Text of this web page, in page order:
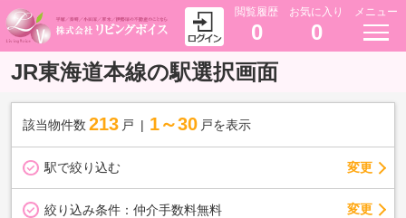
閲覧履歴
0
お気に入り
0
メニュー
JR東海道本線の駅選択画面
該当物件数 213 戸 1～30 戸を表示
駅で絞り込む 変更
絞り込み条件： 仲介手数料無料 変更